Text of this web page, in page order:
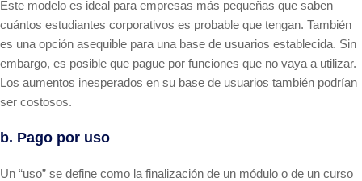
Este modelo es ideal para empresas más pequeñas que saben
cuántos estudiantes corporativos es probable que tengan. También
es una opción asequible para una base de usuarios establecida. Sin
embargo, es posible que pague por funciones que no vaya a utilizar.
Los aumentos inesperados en su base de usuarios también podrían
ser costosos.
b. Pago por uso
Un “uso” se define como la finalización de un módulo o de un curso